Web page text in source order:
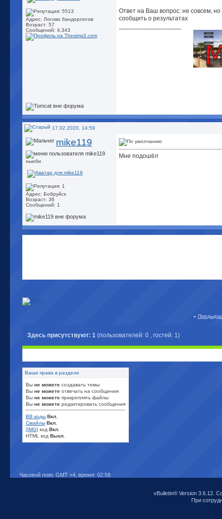
Адрес: Логово бандерлогов
Возраст: 57
Сообщений: 4,343
Ответ на Ваш вопрос: не совсем, но
сообщить о результатах
17.02.2020, 14:59
mike119
ньюби
Адрес: Бобруйск
Возраст: 36
Сообщений: 1
Мне подошёл
«
Здесь присутствуют: 1 (пользователей: 0 , гостей: 1)
Ваши права в разделе
Вы не можете создавать темы
Вы не можете отвечать на сообщения
Вы не можете прикреплять файлы
Вы не можете редактировать сообщения
BB коды Вкл.
Смайлы Вкл.
[IMG] код Вкл.
HTML код Выкл.
Часовой пояс GMT +4, время: 02:58
vBulletin® Version 3.6.12.
При